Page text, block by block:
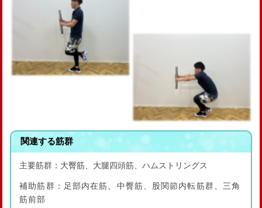
関連する筋群
主要筋群：大臀筋、大腿四頭筋、ハムストリングス
補助筋群：足部内在筋、中臀筋、股関節内転筋群、三角
筋前部